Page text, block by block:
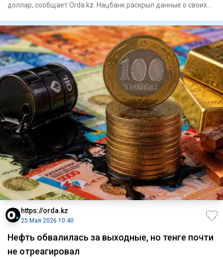
доллар, сообщает Orda.kz. Нацбанк раскрыл данные о своих
https://orda.kz
25 Мая 2026 10:40
Нефть обвалилась за выходные, но тенге почти
не отреагировал